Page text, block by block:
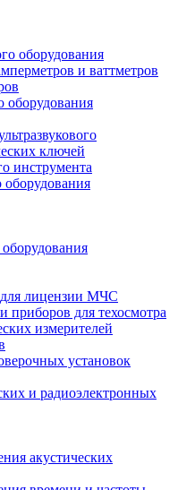
оборудования
и ваттметров
оборудования
ключей
инструмента
оборудования
для лицензии МЧС
приборов для техосмотра
измерителей
установок
и радиоэлектронных
акустических